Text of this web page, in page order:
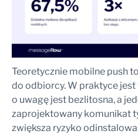
Teoretycznie mobilne push
do odbiorcy. W praktyce jest
o uwagę jest bezlitosna, a
zaprojektowany komunikat
zwiększa ryzyko